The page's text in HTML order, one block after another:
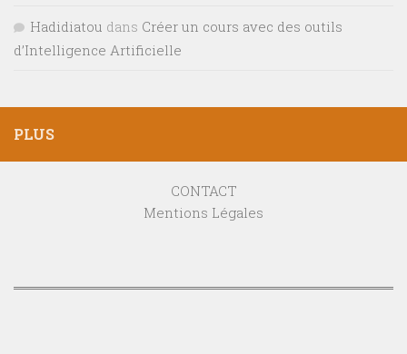
Hadidiatou dans Créer un cours avec des outils
d’Intelligence Artificielle
PLUS
CONTACT
Mentions Légales